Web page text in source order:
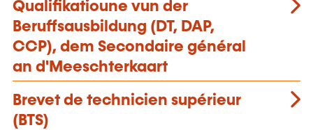
Qualifikatioune vun der
Beruffsausbildung (DT, DAP,
CCP), dem Secondaire général
an d'Meeschterkaart
Brevet de technicien supérieur
(BTS)